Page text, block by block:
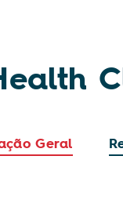
Geral